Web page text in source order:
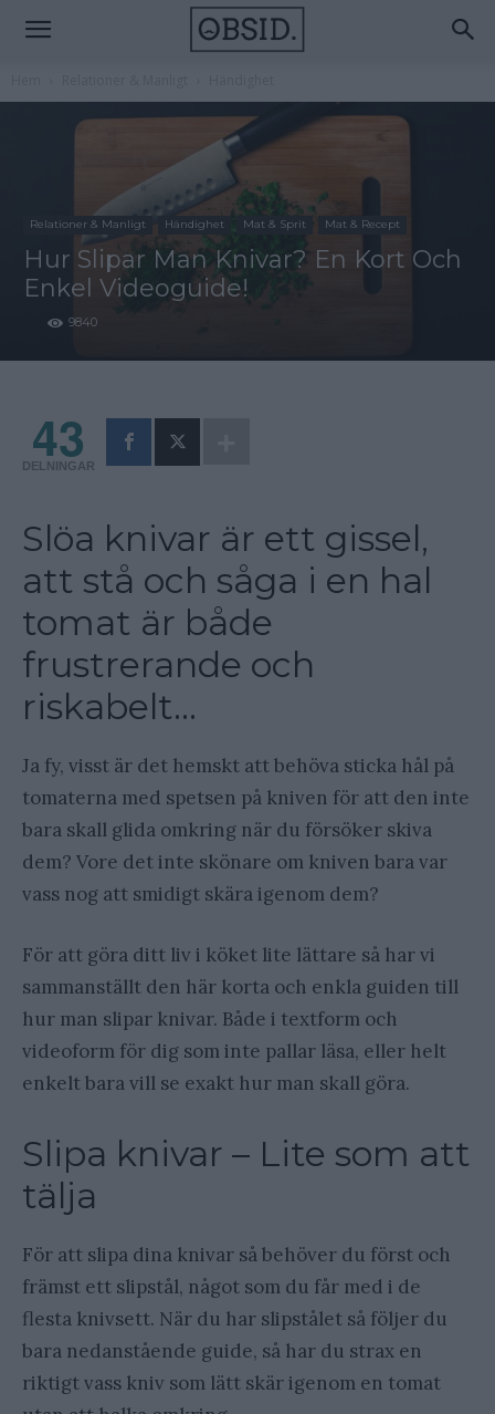
Relationer & Manligt Händighet Mat & Sprit Mat & Recept
Hur Slipar Man Knivar? En Kort Och
Enkel Videoguide!
9840
43
DELNINGAR
Slöa knivar är ett gissel,
att stå och såga i en hal
tomat är både
frustrerande och
riskabelt…
Ja fy, visst är det hemskt att behöva sticka hål på
tomaterna med spetsen på kniven för att den inte
bara skall glida omkring när du försöker skiva
dem? Vore det inte skönare om kniven bara var
vass nog att smidigt skära igenom dem?
För att göra ditt liv i köket lite lättare så har vi
sammanställt den här korta och enkla guiden till
hur man slipar knivar. Både i textform och
videoform för dig som inte pallar läsa, eller helt
enkelt bara vill se exakt hur man skall göra.
Slipa knivar – Lite som att
tälja
För att slipa dina knivar så behöver du först och
främst ett slipstål, något som du får med i de
flesta knivsett. När du har slipstålet så följer du
bara nedanstående guide, så har du strax en
riktigt vass kniv som lätt skär igenom en tomat